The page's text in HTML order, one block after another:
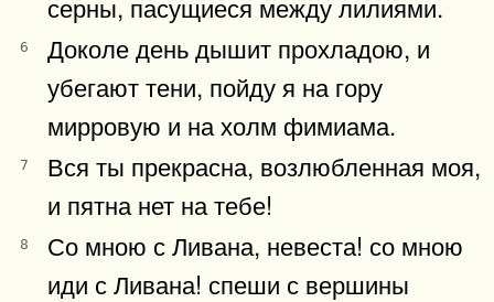
6
Доколе день дышит прохладою, и
убегают тени, пойду я на гору
мирровую и на холм фимиама.
7
Вся ты прекрасна, возлюбленная моя,
и пятна нет на тебе!
8
Со мною с Ливана, невеста! со мною
иди с Ливана! спеши с вершины